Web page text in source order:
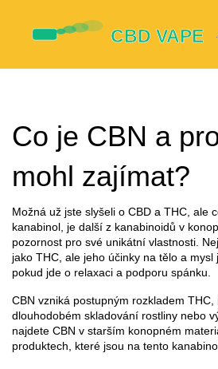
Co je CBN a
mohl zajímat?
Možná už jste slyšeli o CBD a THC, ale
kanabinol, je další z kanabinoidů v
pozornost pro své unikátní vlastnosti.
jako THC, ale jeho účinky na tělo a
pokud jde o relaxaci a podporu spánku.
CBN vzniká postupným rozkladem
dlouhodobém skladování rostliny nebo
najdete CBN v starším konopném
produktech, které jsou na tento